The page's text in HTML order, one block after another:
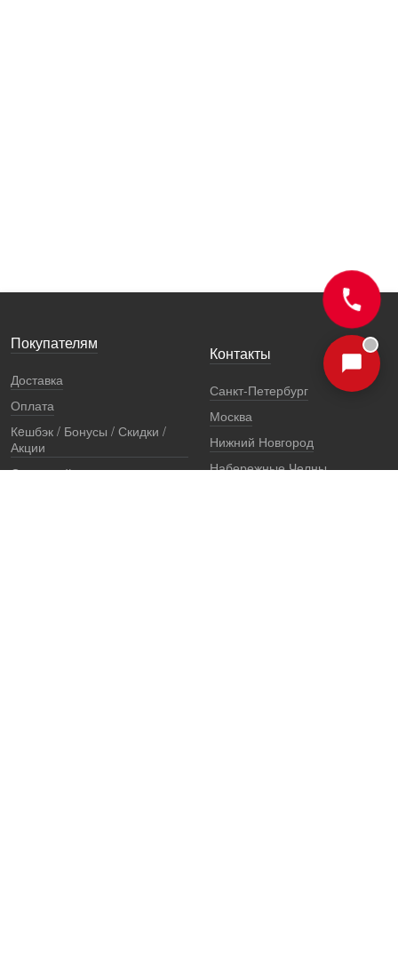
Покупателям
Доставка
Оплата
Кeшбэк / Бонусы / Скидки /
Акции
Остерегайтесь подделок
Контакты
Санкт-Петербург
Москва
Нижний Новгород
Набережные Челны